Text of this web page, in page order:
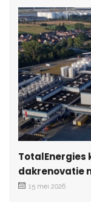
dakrenovatie
15 mei 2026